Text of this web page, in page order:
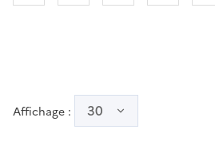
Affichage : 30